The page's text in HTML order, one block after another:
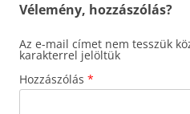
Vélemény, hozzászólás?
Az e-mail címet nem tesszük
karakterrel jelöltük
Hozzászólás *